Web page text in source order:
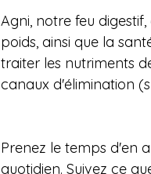
Agni, notre feu
poids, ainsi que la
traiter les nutriments
canaux d'élimination
Prenez le temps d'en
quotidien. Suivez ce